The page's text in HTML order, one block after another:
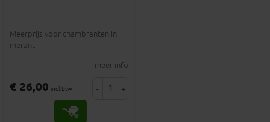
Meerprijs voor chambranten in
meranti
meer info
€ 26,00 incl.btw - +